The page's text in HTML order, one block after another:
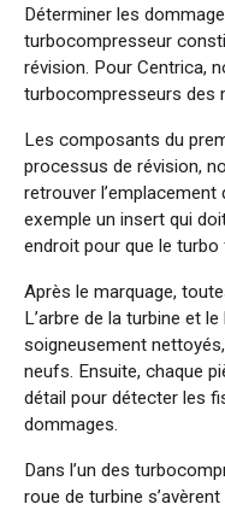
Déterminer les
turbocompresseur
révision. Pour Centrica,
turbocompresseurs des
Les composants du
processus de révision,
retrouver l’emplacement
exemple un insert qui
endroit pour que le
Après le marquage,
L’arbre de la turbine et
soigneusement
neufs. Ensuite, chaque
détail pour détecter les
dommages.
Dans l’un des
roue de turbine